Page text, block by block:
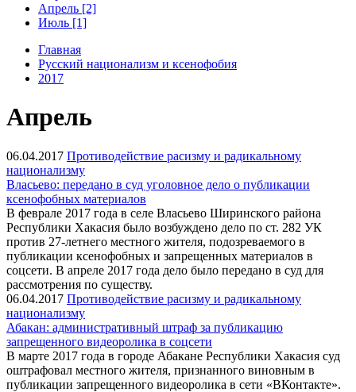
Апрель [2]
Июль [1]
Главная
Русский национализм и ксенофобия
2017
Апрель
06.04.2017 Противодействие расизму и радикальному
национализму
Власьево: передано в суд уголовное дело о публикации
ксенофобных материалов
В феврале 2017 года в селе Власьево Ширинского района
Республики Хакасия было возбуждено дело по ст. 282 УК
против 27-летнего местного жителя, подозреваемого в
публикации ксенофобных и запрещенных материалов в
соцсети. В апреле 2017 года дело было передано в суд для
рассмотрения по существу.
06.04.2017 Противодействие расизму и радикальному
национализму
Абакан: административный штраф за публикацию
запрещенного видеоролика в соцсети
В марте 2017 года в городе Абакане Республики Хакасия суд
оштрафовал местного жителя, признанного виновным в
публикации запрещенного видеоролика в сети «ВКонтакте».